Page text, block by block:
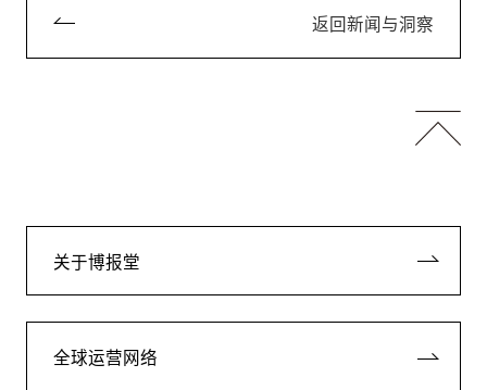
返回新闻与洞察
关于博报堂
全球运营网络